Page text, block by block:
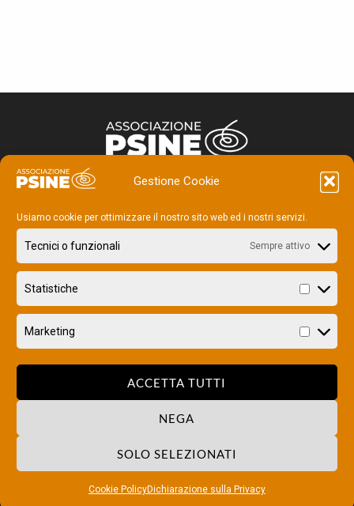
Gestione Cookie
Usiamo cookie per ottimizzare il nostro sito web ed i nostri servizi.
Tecnici o funzionali Sempre attivo
Statistiche
Marketing
ACCETTA TUTTI
NEGA
SOLO SELEZIONATI
Cookie PolicyDichiarazione sulla Privacy
via Staro, 10 Milano
P.IVA 08155870960 – REA 2023171
Privacy Policy
Cookie Policy
Gestisci preferenze cookies
SEGUICI SUI SOCIAL
Facebook
ASSOCIAZIONE PSINEvia Staro, 10 Milano | P.IVA 08155870960 - REA